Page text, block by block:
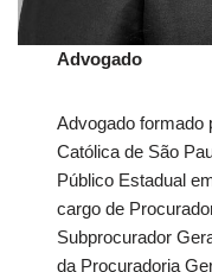
Advogado
Advogado formado
Católica de São
Público Estadual
cargo de
Subprocurador
da Procuradoria